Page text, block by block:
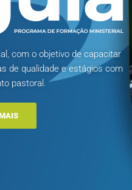
com o objetivo de capacitar
de qualidade e estágios com
pastoral.